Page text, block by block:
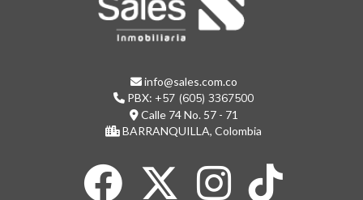
info@sales.com.co
PBX: +57 (605) 3367500
Calle 74 No. 57 - 71
BARRANQUILLA, Colombia